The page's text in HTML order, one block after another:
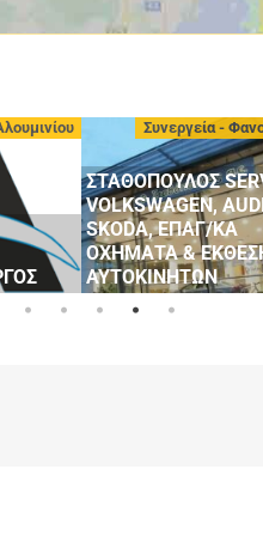
- Φανοποιεία
SERVICE
AUDI,
ΚΑ
Pontemedia
Ιστοσελίδων